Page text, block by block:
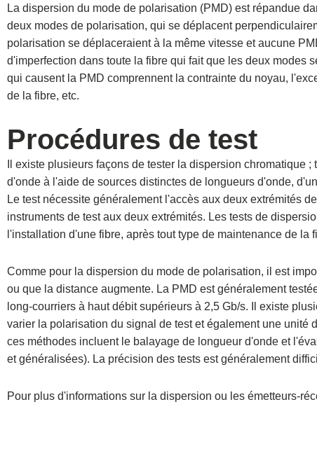
La dispersion du mode de polarisation (PMD) est répandue
deux modes de polarisation, qui se déplacent
polarisation se déplaceraient à la même vitesse et aucune
d'imperfection dans toute la fibre qui fait que les deux modes
qui causent la PMD comprennent la contrainte du noyau,
de la fibre, etc.
Procédures de test
Il existe plusieurs façons de tester la dispersion
d'onde à l'aide de sources distinctes de longueurs d'onde,
Le test nécessite généralement l'accès aux deux extrémités
instruments de test aux deux extrémités. Les tests de
l'installation d'une fibre, après tout type de maintenance de
Comme pour la dispersion du mode de polarisation, il est
ou que la distance augmente. La PMD est généralement
long-courriers à haut débit supérieurs à 2,5 Gb/s. Il existe
varier la polarisation du signal de test et également une
ces méthodes incluent le balayage de longueur d'onde et
et généralisées). La précision des tests est généralement
Pour plus d'informations sur la dispersion ou les émetteurs-